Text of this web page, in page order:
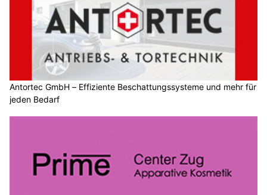
Antortec GmbH – Effiziente Beschattungssysteme und mehr für
jeden Bedarf